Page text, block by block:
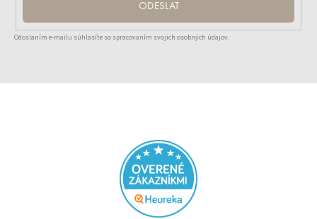
ODESLAT
Odoslaním e-mailu súhlasíte so spracovaním svojich osobných údajov.